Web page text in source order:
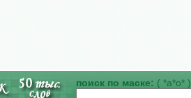
поиск по маске: ( *а*о* )